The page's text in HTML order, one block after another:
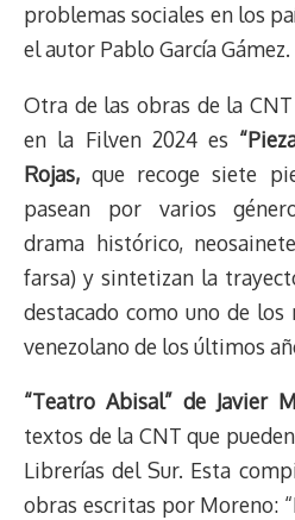
problemas sociales en los
el autor Pablo García Gámez.
Otra de las obras de la
en la Filven 2024 es
Rojas, que recoge siete
pasean por varios
drama histórico,
farsa) y sintetizan la
destacado como uno de
venezolano de los últimos
“Teatro Abisal” de Javier
textos de la CNT que
Librerías del Sur. Esta
obras escritas por Moreno: